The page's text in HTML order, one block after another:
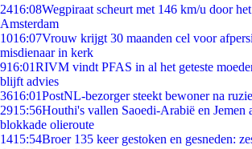
2416:08Wegpiraat scheurt met 146 km/u door
Amsterdam
1016:07Vrouw krijgt 30 maanden cel voor
misdienaar in kerk
916:01RIVM vindt PFAS in al het geteste
blijft advies
3616:01PostNL-bezorger steekt bewoner na
2915:56Houthi's vallen Saoedi-Arabië en Jemen
blokkade olieroute
1415:54Broer 135 keer gestoken en gesneden: